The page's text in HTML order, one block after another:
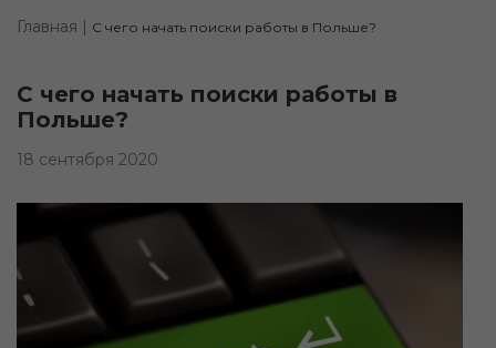
Главная | С чего начать поиски работы в Польше?
С чего начать поиски работы в
Польше?
18 сентября 2020